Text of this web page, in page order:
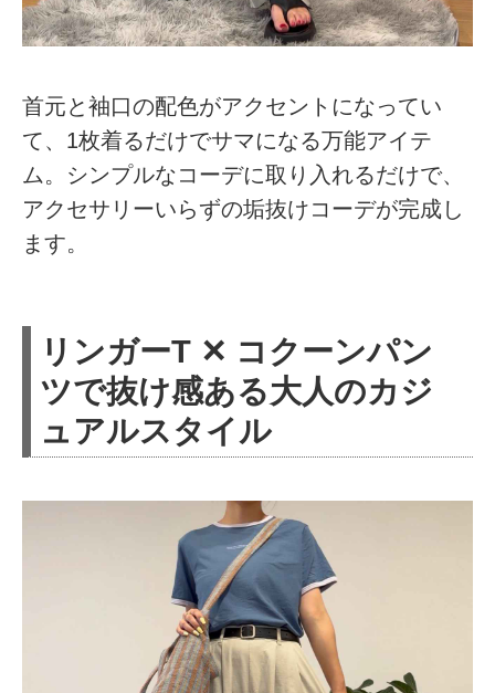
首元と袖口の配色がアクセントになってい
て、1枚着るだけでサマになる万能アイテ
ム。シンプルなコーデに取り入れるだけで、
アクセサリーいらずの垢抜けコーデが完成し
ます。
リンガーT ✕ コクーンパン
ツで抜け感ある大人のカジ
ュアルスタイル